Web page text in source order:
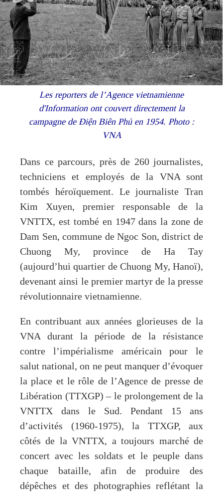
Les reporters de l’Agence vietnamienne
d'Information ont couvert directement la
campagne de Điện Biên Phủ en 1954. Photo :
VNA
Dans ce parcours, près de 260 journalistes,
techniciens et employés de la VNA sont
tombés héroïquement. Le journaliste Tran
Kim Xuyen, premier responsable de la
VNTTX, est tombé en 1947 dans la zone de
Dam Sen, commune de Ngoc Son, district de
Chuong My, province de Ha Tay
(aujourd’hui quartier de Chuong My, Hanoï),
devenant ainsi le premier martyr de la presse
révolutionnaire vietnamienne.
En contribuant aux années glorieuses de la
VNA durant la période de la résistance
contre l’impérialisme américain pour le
salut national, on ne peut manquer d’évoquer
la place et le rôle de l’Agence de presse de
Libération (TTXGP) – le prolongement de la
VNTTX dans le Sud. Pendant 15 ans
d’activités (1960-1975), la TTXGP, aux
côtés de la VNTTX, a toujours marché de
concert avec les soldats et le peuple dans
chaque bataille, afin de produire des
dépêches et des photographies reflétant la